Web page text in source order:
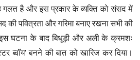
गलत है और इस प्रकार के व्यक्ति को संसद में
की पवित्रता और गरिमा बनाए रखना सभी की
इस घटना के बाद बिधूड़ी और अली के क्रमशः
ब्वॉय’ बनने की बात को खारिज कर दिया।